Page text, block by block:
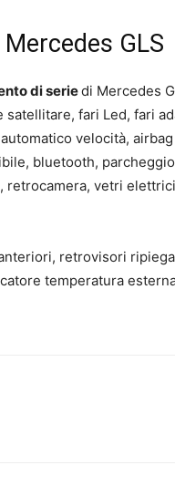
GLS
di seriedi Mercedes
fari Led, fari
velocità,
bluetooth,
retrocamera, vetri
retrovisori
temperatura